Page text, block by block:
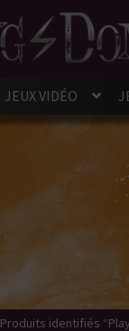
JEUX VIDÉO
Produits identifiés